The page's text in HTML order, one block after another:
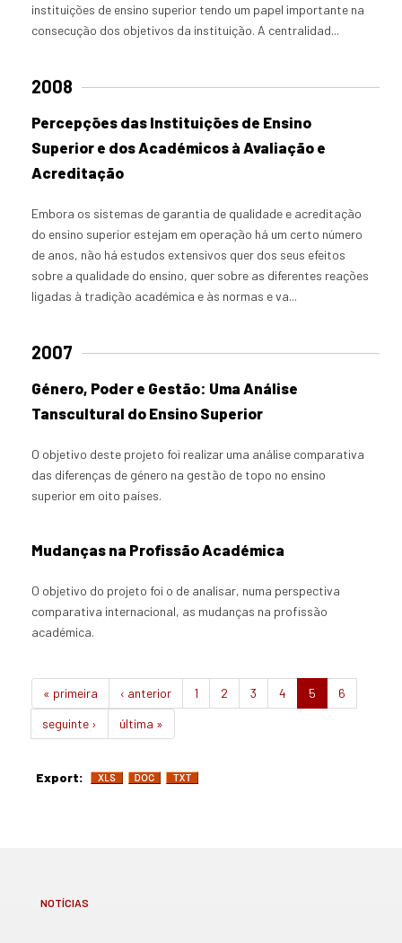
instituições de ensino superior tendo um papel importante na
consecução dos objetivos da instituição. A centralidad...
2008
Percepções das Instituições de Ensino
Superior e dos Académicos à Avaliação e
Acreditação
Embora os sistemas de garantia de qualidade e acreditação
do ensino superior estejam em operação há um certo número
de anos, não há estudos extensivos quer dos seus efeitos
sobre a qualidade do ensino, quer sobre as diferentes reações
ligadas à tradição académica e às normas e va...
2007
Género, Poder e Gestão: Uma Análise
Tanscultural do Ensino Superior
O objetivo deste projeto foi realizar uma análise comparativa
das diferenças de género na gestão de topo no ensino
superior em oito países.
Mudanças na Profissão Académica
O objetivo do projeto foi o de analisar, numa perspectiva
comparativa internacional, as mudanças na profissão
académica.
« primeira ‹ anterior 1 2 3 4 5
6
seguinte ›
última »
NOTÍCIAS